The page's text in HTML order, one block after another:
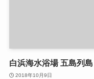
白浜海水浴場 五島列島
2018年10月9日